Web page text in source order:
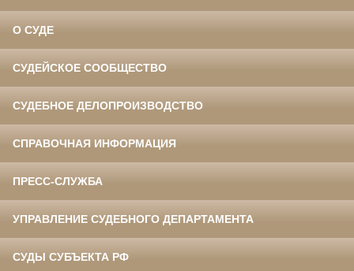
О СУДЕ
СУДЕЙСКОЕ СООБЩЕСТВО
СУДЕБНОЕ ДЕЛОПРОИЗВОДСТВО
СПРАВОЧНАЯ ИНФОРМАЦИЯ
ПРЕСС-СЛУЖБА
УПРАВЛЕНИЕ СУДЕБНОГО ДЕПАРТАМЕНТА
СУДЫ СУБЪЕКТА РФ